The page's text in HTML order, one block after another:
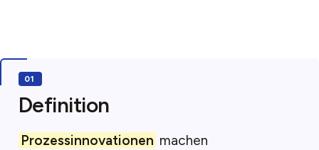
Definition
Prozessinnovationen machen